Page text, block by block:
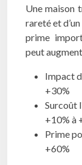
Une maison
rareté et
prime
peut
Impact
+30%
Surcoût
+10% à
Prime
+60%